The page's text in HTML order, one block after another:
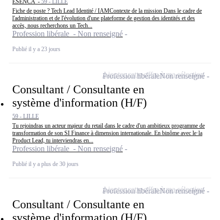
Fiche de poste ? Tech Lead Identité / IAMContexte de la mission Dans le cadre de
l'administration et de l'évolution d'une plateforme de gestion des identités et des
accès, nous recherchons un Tech...
Profession libérale - Non renseigné
Publié il y a 23 jours
Consultant / Consultante en
système d'information (H/F)
59 - LILLE
Tu rejoindras un acteur majeur du retail dans le cadre d'un ambitieux programme de
transformation de son SI Finance à dimension internationale. En binôme avec le·la
Product Lead, tu interviendras en...
Profession libérale - Non renseigné
Publié il y a plus de 30 jours
Profession libéraleNon renseigné
Ajouter cette offre à ma sélection
Consultant / Consultante en
système d'information (H/F)
Profession libéraleNon renseigné
Ajouter cette offre à ma sélection